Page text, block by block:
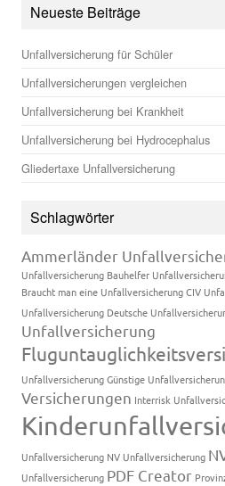
Neueste Beiträge
Unfallversicherung für Schüler
Unfallversicherungen vergleichen
Unfallversicherung bei Krankheit
Unfallversicherung bei Hydrocephalus
Gliedertaxe Unfallversicherung
Schlagwörter
Ammerländer
Unfallversicherung Bauhelfer
Braucht man eine UnfallversicherungCIV
Unfallversicherung Deutsche
Unfallversicherung
UnfallversicherungGünstige
Versicherungen Interrisk
Unfallversicherung NV Unfallversicherung
Unfallversicherung PDF Creator